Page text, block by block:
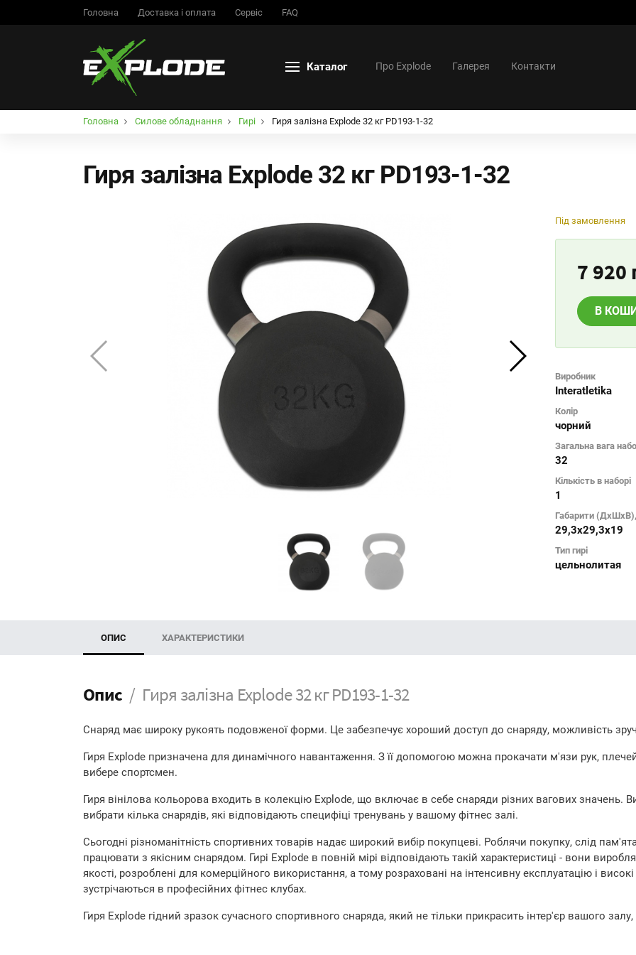
Головна Доставка і оплата Сервіс FAQ
Каталог Про Explode Галерея Контакти
Головна Силове обладнання Гирі Гиря залізна Explode 32 кг PD193-1-32
Гиря залізна Explode 32 кг PD193-1-32
Під замовлення
7 920
В
Виробник
Interatletika
Колір
чорний
Загальна вага
32
Кількість в наборі
1
Габарити
29,3х29,3х19
Тип гирі
цельнолитая
ОПИС ХАРАКТЕРИСТИКИ
Опис Гиря залізна Explode 32 кг PD193-1-32
Снаряд має широку рукоять подовженої форми. Це забезпечує хороший доступ до снаряду, можливість
Гиря Explode призначена для динамічного навантаження. З її допомогою можна прокачати м'язи рук,
вибере спортсмен.
Гиря вінілова кольорова входить в колекцію Explode, що включає в себе снаряди різних вагових значень.
вибрати кілька снарядів, які відповідають специфіці тренувань у вашому фітнес залі.
Сьогодні різноманітність спортивних товарів надає широкий вибір покупцеві. Роблячи покупку, слід
працювати з якісним снарядом. Гирі Explode в повній мірі відповідають такій характеристиці - вони
якості, розроблені для комерційного використання, а тому розраховані на інтенсивну експлуатацію і
зустрічаються в професійних фітнес клубах.
Гиря Explode гідний зразок сучасного спортивного снаряда, який не тільки прикрасить інтер'єр вашого